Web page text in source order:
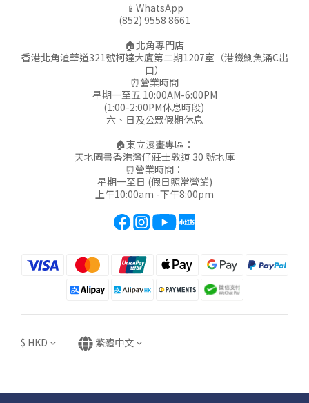
📱WhatsApp
(852) 9558 8661
🏠北角專門店
香港北角渣華道321號柯達大廈第二期1207室（港鐵鰂魚涌C出
口）
⏰營業時間
星期一至五 10:00AM-6:00PM
(1:00-2:00PM休息時段)
六、日及公眾假期休息
🏠東立漫畫專區：
天地圖書香港灣仔莊士敦道 30 號地庫
⏰營業時間：
星期一至日 (假日照常營業)
上午10:00am -下午8:00pm
$ HKD 繁體中文